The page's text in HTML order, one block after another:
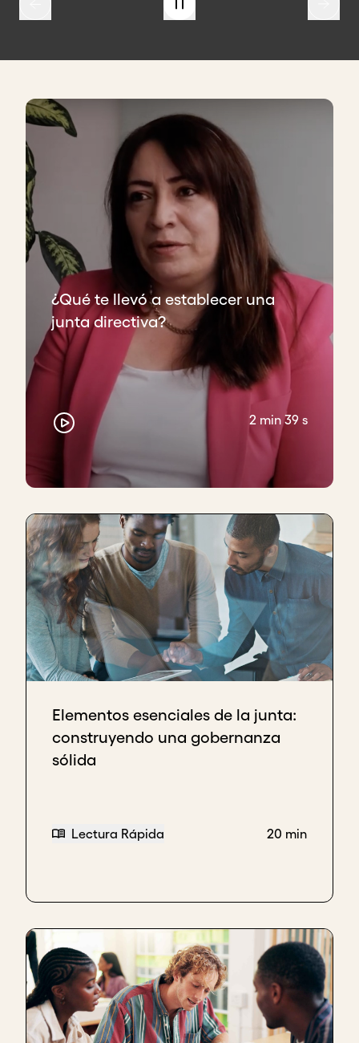
¿Qué te llevó a establecer una
junta directiva?
2 min 39 s
Elementos esenciales de la junta:
construyendo una gobernanza
sólida
Lectura Rápida 20 min